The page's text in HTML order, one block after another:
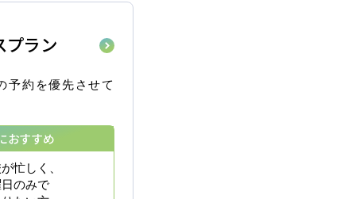
プラン
予約を優先させて
おすすめ
忙しく、
のみで